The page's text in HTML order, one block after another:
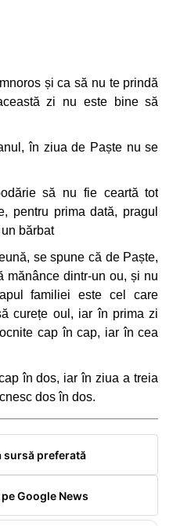
și ca să nu te prindă
zi nu este bine să
în ziua de Paște nu se
să nu fie ceartă tot
pentru prima dată, pragul
bărbat
se spune că de Paște,
mănânce dintr-un ou, și nu
familiei este cel care
curețe oul, iar în prima zi
cap în cap, iar în cea
în dos, iar în ziua a treia
dos în dos.
sursă preferată
Google News